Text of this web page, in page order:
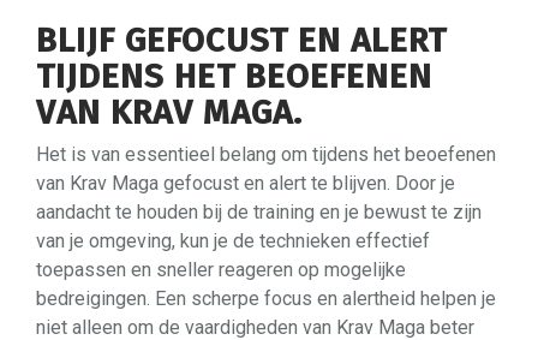
BLIJF GEFOCUST EN ALERT
TIJDENS HET BEOEFENEN
VAN KRAV MAGA.
Het is van essentieel belang om tijdens het beoefenen
van Krav Maga gefocust en alert te blijven. Door je
aandacht te houden bij de training en je bewust te zijn
van je omgeving, kun je de technieken effectief
toepassen en sneller reageren op mogelijke
bedreigingen. Een scherpe focus en alertheid helpen je
niet alleen om de vaardigheden van Krav Maga beter